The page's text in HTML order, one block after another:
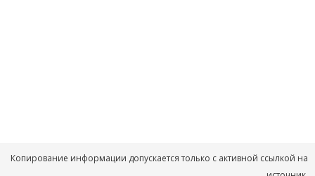
Копирование информации допускается только с активной ссылкой на